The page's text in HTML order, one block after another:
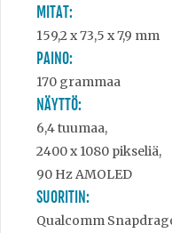
MITAT:
159,2 x 73,5 x 7,9 mm
PAINO:
170 grammaa
NÄYTTÖ:
6,4 tuumaa,
2400 x 1080 pikseliä,
90 Hz AMOLED
SUORITIN:
Qualcomm